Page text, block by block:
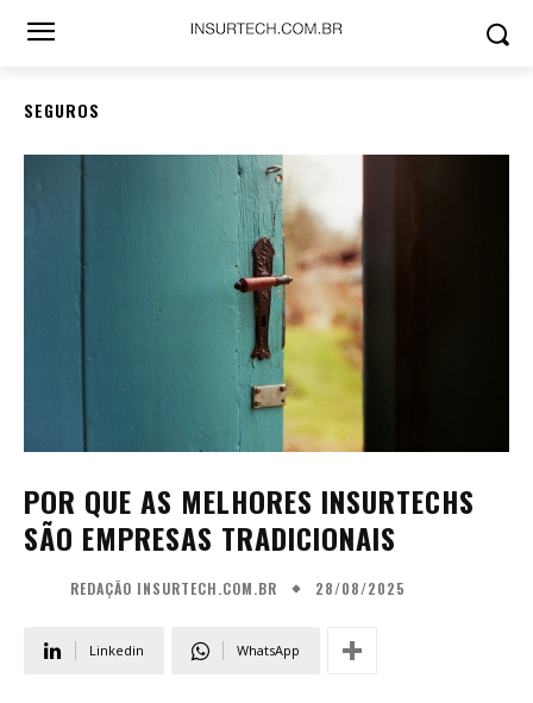
SEGUROS
POR QUE AS MELHORES INSURTECHS
SÃO EMPRESAS TRADICIONAIS
REDAÇÃO INSURTECH.COM.BR 28/08/2025
Linkedin WhatsApp